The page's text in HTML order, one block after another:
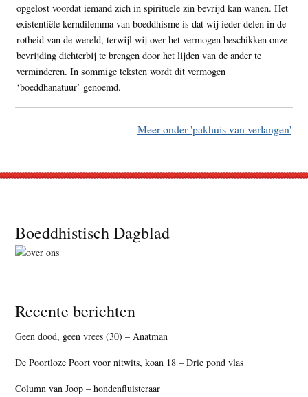
opgelost voordat iemand zich in spirituele zin bevrijd kan wanen. Het
existentiële kerndilemma van boeddhisme is dat wij ieder delen in de
rotheid van de wereld, terwijl wij over het vermogen beschikken onze
bevrijding dichterbij te brengen door het lijden van de ander te
verminderen. In sommige teksten wordt dit vermogen
‘boeddhanatuur’ genoemd.
Meer onder 'pakhuis van verlangen'
Footer
Boeddhistisch Dagblad
Recente berichten
Geen dood, geen vrees (30) – Anatman
De Poortloze Poort voor nitwits, koan 18 – Drie pond vlas
Column van Joop – hondenfluisteraar